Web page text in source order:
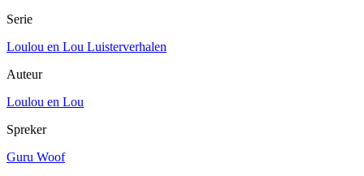
Serie
Loulou en Lou Luisterverhalen
Auteur
Loulou en Lou
Spreker
Guru Woof